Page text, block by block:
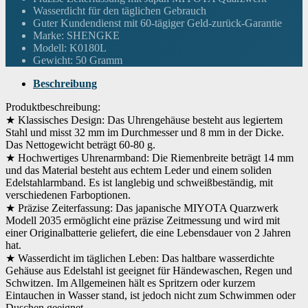
Zifferblattfarbe Beige
Material der Lünette Edelstahl
Ausstattung Wasserdicht
50 Gramm
Uhrwerk Japanisches Quarzwerk
Garantie
Wenn dieses Produkt von Amazon verkauft wird, findest du die
Garantieinformationen auf der Webseite des Herstellers. Wenn dieses Produkt
von einer anderen Partei verkauft wird, wende dich bitte direkt an den Verkäufer,
um Garantieinformationen für dieses Produkt zu erhalten. Möglicherweise
findest du auch Garantieinformationen auf der Webseite des Herstellers.
Wasserdicht für den täglichen Gebrauch
Guter Kundendienst mit 60-tägiger Geld-zurück-Garantie
Marke: SHENGKE
Modell: K0180L
Gewicht: 50 Gramm
Beschreibung
Produktbeschreibung:
★ Klassisches Design: Das Uhrengehäuse besteht aus legiertem
Stahl und misst 32 mm im Durchmesser und 8 mm in der Dicke.
Das Nettogewicht beträgt 60-80 g.
★ Hochwertiges Uhrenarmband: Die Riemenbreite beträgt 14 mm
und das Material besteht aus echtem Leder und einem soliden
Edelstahlarmband. Es ist langlebig und schweißbeständig, mit
verschiedenen Farboptionen.
★ Präzise Zeiterfassung: Das japanische MIYOTA Quarzwerk
Modell 2035 ermöglicht eine präzise Zeitmessung und wird mit
einer Originalbatterie geliefert, die eine Lebensdauer von 2 Jahren
hat.
★ Wasserdicht im täglichen Leben: Das haltbare wasserdichte
Gehäuse aus Edelstahl ist geeignet für Händewaschen, Regen und
Schwitzen. Im Allgemeinen hält es Spritzern oder kurzem
Eintauchen in Wasser stand, ist jedoch nicht zum Schwimmen oder